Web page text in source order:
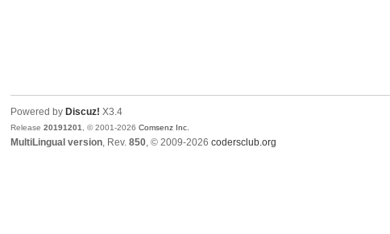
Powered by Discuz! X3.4
Release20191201 , © 2001-2026Comsenz Inc.
MultiLingual version, Rev.850, © 2009-2026codersclub.org